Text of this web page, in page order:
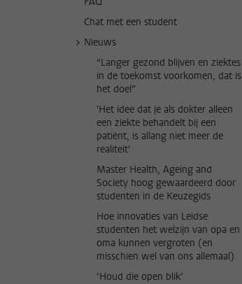
Chat met een student
Nieuws
“Langer gezond blijven en ziektes
in de toekomst voorkomen, dat is
het doel”
'Het idee dat je als dokter alleen
een ziekte behandelt bij een
patiënt, is allang niet meer de
realiteit'
Master Health, Ageing and
Society hoog gewaardeerd door
studenten in de Keuzegids
Hoe innovaties van Leidse
studenten het welzijn van opa en
oma kunnen vergroten (en
misschien wel van ons allemaal)
‘Houd die open blik’